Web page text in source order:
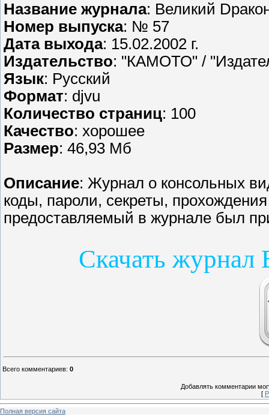
Название журнала: Великий
Номер выпуска: № 57
Дата выхода: 15.02.2002 г.
Издательство: "КАМОТО" /
Язык: Русский
Формат: djvu
Количество страниц: 100
Качество: хорошее
Размер: 46,93 Мб
Описание: Журнал о консольных
коды, пароли, секреты,
предоставляемый в журнале был
Скачать
Всего комментариев: 0
Добавлять комментарии
[
Полная версия сайта